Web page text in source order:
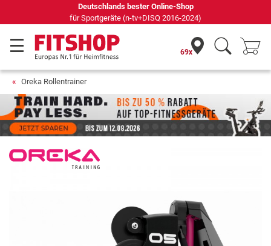
Seit 42 Jahren Ihr Experte für Heimfitness
69x
Oreka Rollentrainer